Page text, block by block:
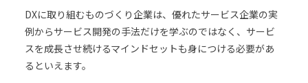
DXに取り組むものづくり企業は、優れたサービス企業の実
例からサービス開発の手法だけを学ぶのではなく、サービ
スを成長させ続けるマインドセットも身につける必要があ
るといえます。